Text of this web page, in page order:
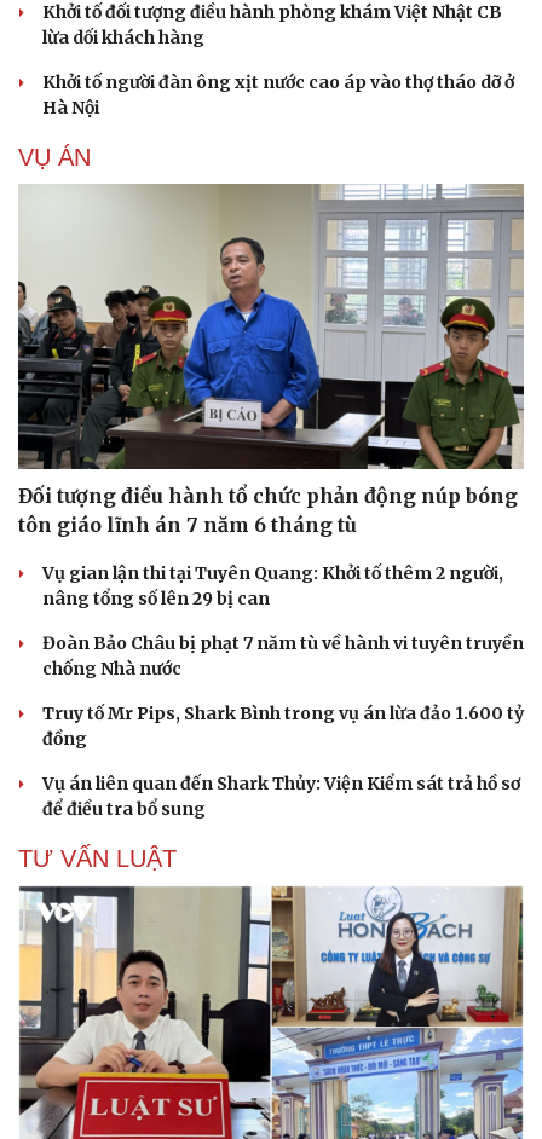
Khởi tố đối tượng điều hành phòng khám Việt Nhật CB
lừa dối khách hàng
Khởi tố người đàn ông xịt nước cao áp vào thợ tháo dỡ ở
Hà Nội
VỤ ÁN
Đối tượng điều hành tổ chức phản động núp bóng
tôn giáo lĩnh án 7 năm 6 tháng tù
Vụ gian lận thi tại Tuyên Quang: Khởi tố thêm 2 người,
nâng tổng số lên 29 bị can
Đoàn Bảo Châu bị phạt 7 năm tù về hành vi tuyên truyền
chống Nhà nước
Truy tố Mr Pips, Shark Bình trong vụ án lừa đảo 1.600 tỷ
đồng
Vụ án liên quan đến Shark Thủy: Viện Kiểm sát trả hồ sơ
để điều tra bổ sung
TƯ VẤN LUẬT